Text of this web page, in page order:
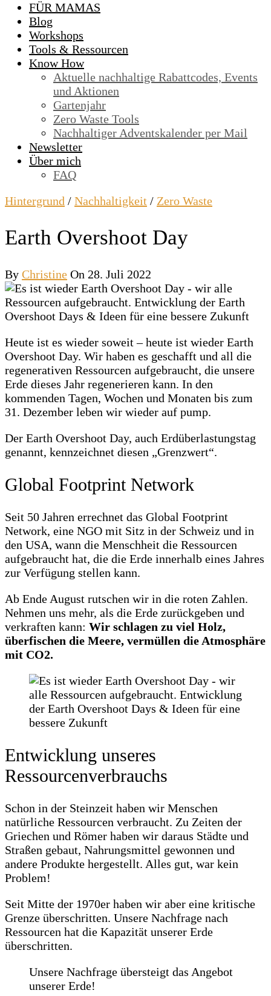
FÜR MAMAS
Blog
Workshops
Tools & Ressourcen
Know How
Aktuelle nachhaltige Rabattcodes, Events
und Aktionen
Gartenjahr
Zero Waste Tools
Nachhaltiger Adventskalender per Mail
Newsletter
Über mich
FAQ
Hintergrund / Nachhaltigkeit / Zero Waste
Earth Overshoot Day
By Christine On 28. Juli 2022
Heute ist es wieder soweit – heute ist wieder Earth
Overshoot Day. Wir haben es geschafft und all die
regenerativen Ressourcen aufgebraucht, die unsere
Erde dieses Jahr regenerieren kann. In den
kommenden Tagen, Wochen und Monaten bis zum
31. Dezember leben wir wieder auf pump.
Der Earth Overshoot Day, auch Erdüberlastungstag
genannt, kennzeichnet diesen „Grenzwert“.
Global Footprint Network
Seit 50 Jahren errechnet das Global Footprint
Network, eine NGO mit Sitz in der Schweiz und in
den USA, wann die Menschheit die Ressourcen
aufgebraucht hat, die die Erde innerhalb eines Jahres
zur Verfügung stellen kann.
Ab Ende August rutschen wir in die roten Zahlen.
Nehmen uns mehr, als die Erde zurückgeben und
verkraften kann: Wir schlagen zu viel Holz,
überfischen die Meere, vermüllen die Atmosphäre
mit CO2.
Entwicklung unseres
Ressourcenverbrauchs
Schon in der Steinzeit haben wir Menschen
natürliche Ressourcen verbraucht. Zu Zeiten der
Griechen und Römer haben wir daraus Städte und
Straßen gebaut, Nahrungsmittel gewonnen und
andere Produkte hergestellt. Alles gut, war kein
Problem!
Seit Mitte der 1970er haben wir aber eine kritische
Grenze überschritten. Unsere Nachfrage nach
Ressourcen hat die Kapazität unserer Erde
überschritten.
Unsere Nachfrage übersteigt das Angebot
unserer Erde!